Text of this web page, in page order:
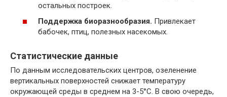
остальных построек.
Поддержка биоразнообразия. Привлекает
бабочек, птиц, полезных насекомых.
Статистические данные
По данным исследовательских центров, озеленение
вертикальных поверхностей снижает температуру
окружающей среды в среднем на 3-5°C. В свою очередь,